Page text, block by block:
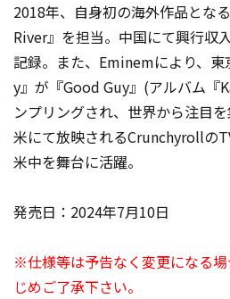
2018年、自身初の海外作品とな
River』を担当。中国にて興行収
記録。また、Eminemにより、東
y』が『Good Guy』(アルバム『
ンプリングされ、世界から注目
米にて放映されるCrunchyrollの
米中を舞台に活躍。
発売日：2024年7月10日
※仕様等は予告なく変更になる
じめご了承下さい。